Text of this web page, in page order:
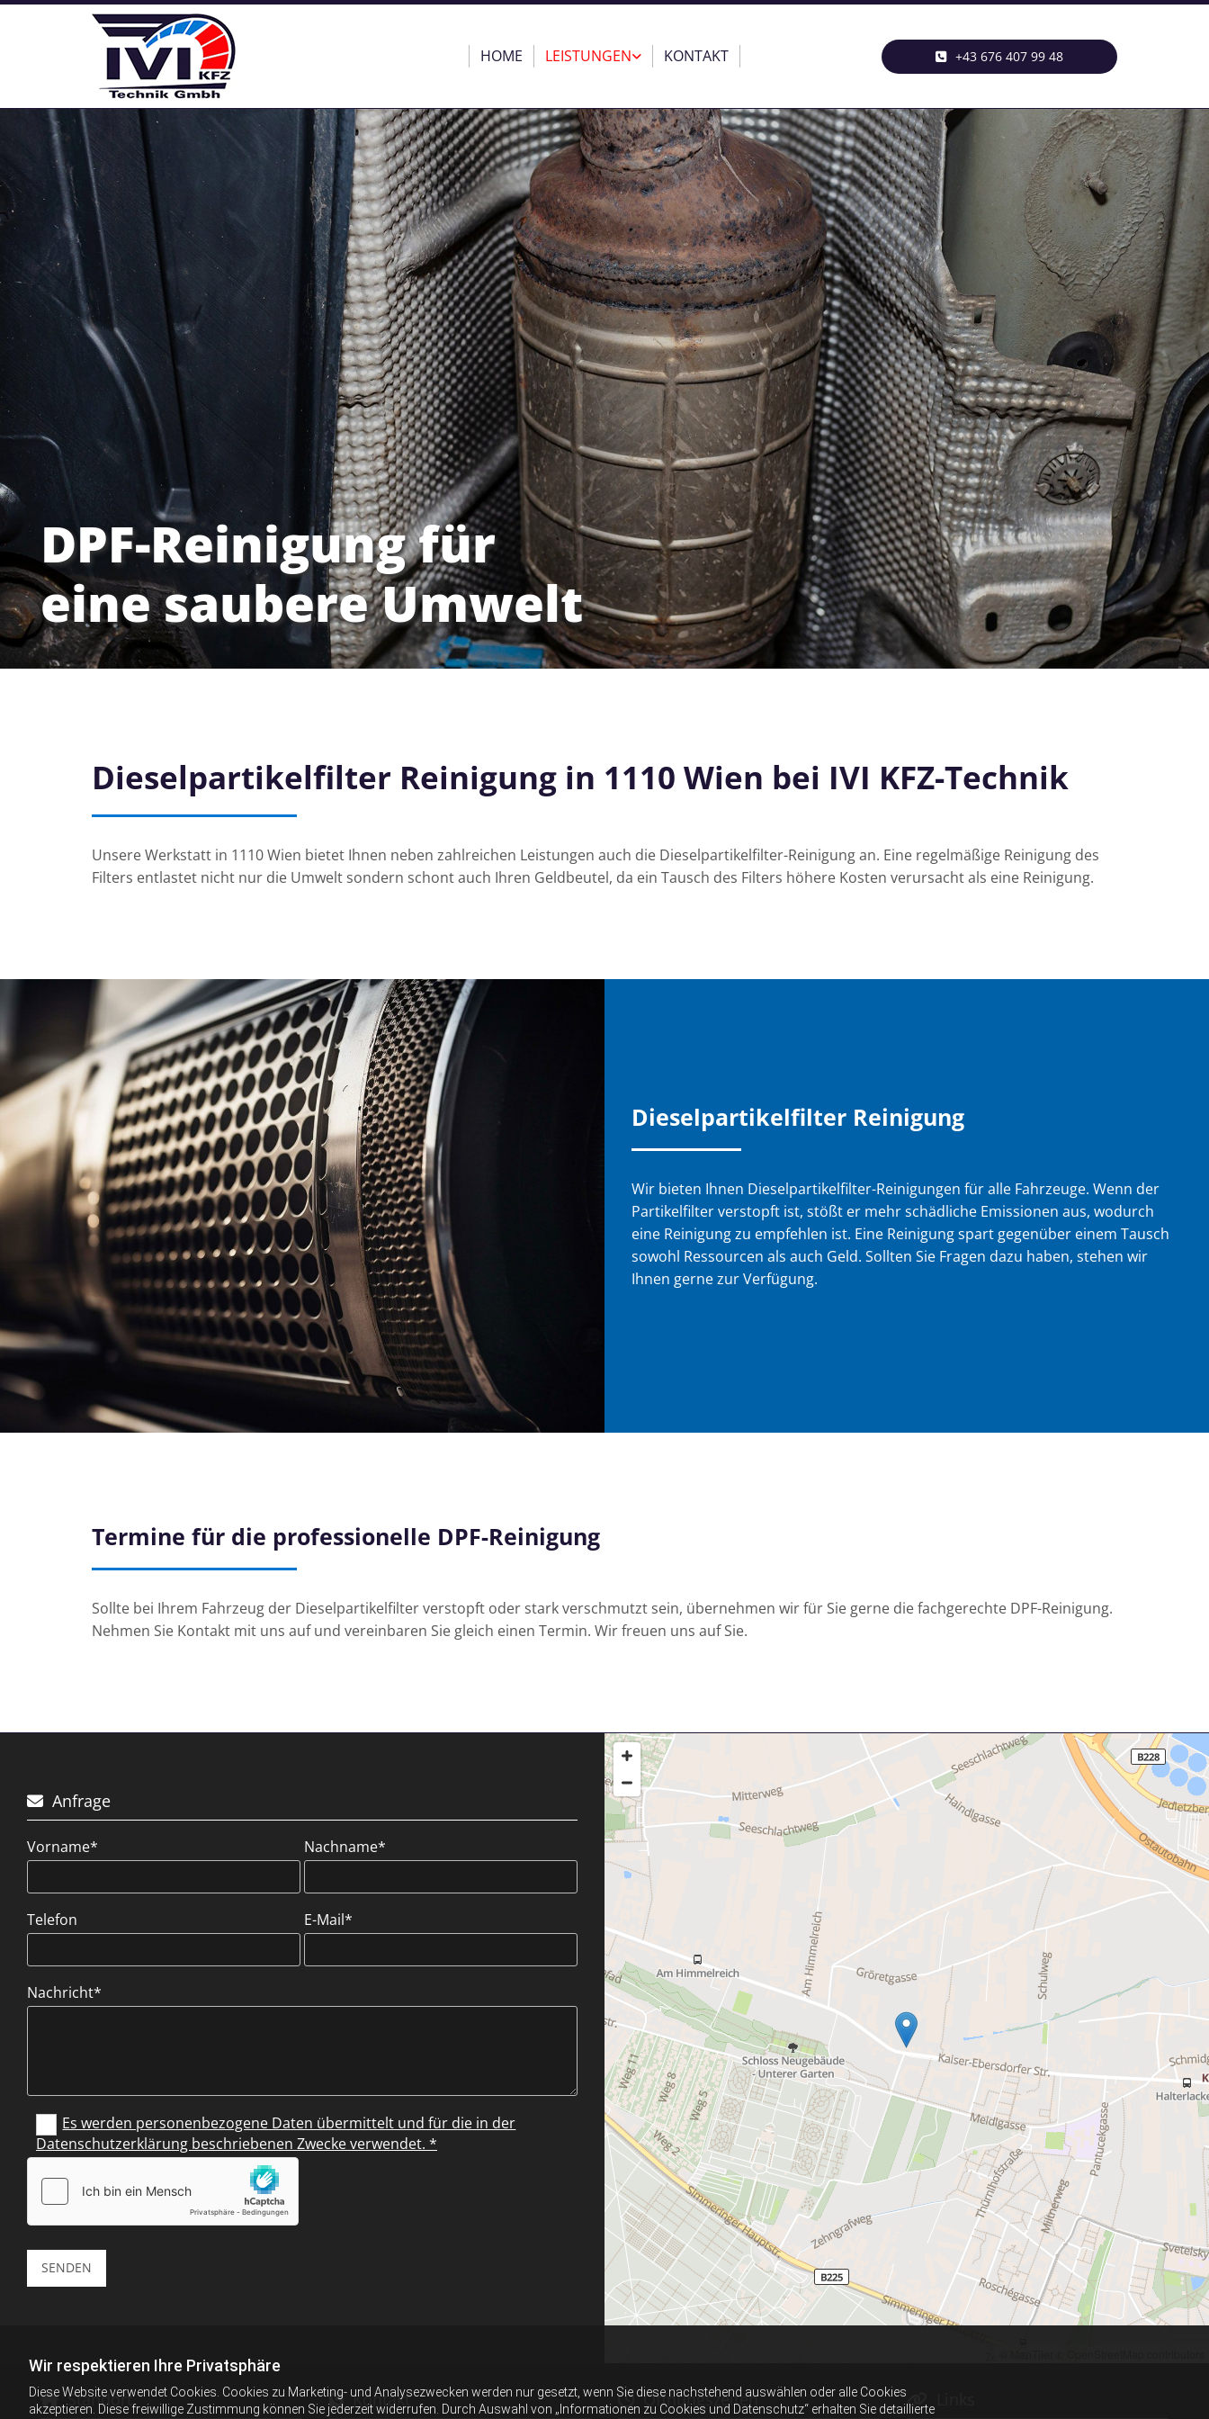
Wir respektieren Ihre Privatsphäre
Diese Website verwendet Cookies. Cookies zu Marketing- und Analysezwecken werden nur gesetzt, wenn Sie diese nachstehend auswählen oder alle Cookies
akzeptieren. Diese freiwillige Zustimmung können Sie jederzeit widerrufen. Durch Auswahl von „Informationen zu Cookies und Datenschutz“ erhalten Sie detaillierte
HOME LEISTUNGEN KONTAKT +43 676 407 99 48
DPF-Reinigung für
eine saubere Umwelt
Dieselpartikelfilter Reinigung in 1110 Wien bei IVI KFZ-Technik
Unsere Werkstatt in 1110 Wien bietet Ihnen neben zahlreichen Leistungen auch die Dieselpartikelfilter-Reinigung an. Eine regelmäßige Reinigung des
Filters entlastet nicht nur die Umwelt sondern schont auch Ihren Geldbeutel, da ein Tausch des Filters höhere Kosten verursacht als eine Reinigung.
Dieselpartikelfilter Reinigung
Wir bieten Ihnen Dieselpartikelfilter-Reinigungen für alle Fahrzeuge. Wenn der
Partikelfilter verstopft ist, stößt er mehr schädliche Emissionen aus, wodurch
eine Reinigung zu empfehlen ist. Eine Reinigung spart gegenüber einem Tausch
sowohl Ressourcen als auch Geld. Sollten Sie Fragen dazu haben, stehen wir
Ihnen gerne zur Verfügung.
Termine für die professionelle DPF-Reinigung
Sollte bei Ihrem Fahrzeug der Dieselpartikelfilter verstopft oder stark verschmutzt sein, übernehmen wir für Sie gerne die fachgerechte DPF-Reinigung.
Nehmen Sie Kontakt mit uns auf und vereinbaren Sie gleich einen Termin. Wir freuen uns auf Sie.
 Anfrage
Vorname* Nachname*
Telefon E-Mail*
Nachricht*
Es werden personenbezogene Daten übermittelt und für die in der
Datenschutzerklärung beschriebenen Zwecke verwendet. *
Standort Kontakt  Öffnungszeiten